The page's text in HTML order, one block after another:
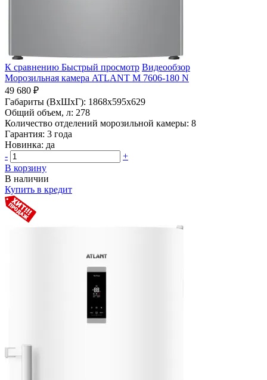
К сравнению Быстрый просмотр Видеообзор
Морозильная камера ATLANT М 7606-180 N
49 680 ₽
Габариты (ВхШхГ): 1868x595x629
Общий объем, л: 278
Количество отделений морозильной камеры: 8
Гарантия: 3 года
Новинка: да
-
+
В корзину
В наличии
Купить в кредит